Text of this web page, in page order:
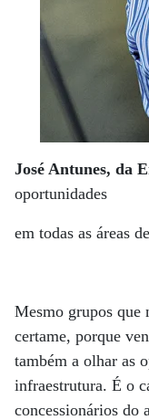
José Antunes, da
oportunidades
em todas as áreas
Mesmo grupos que
certame, porque
também a olhar as
infraestrutura. É o
concessionários do